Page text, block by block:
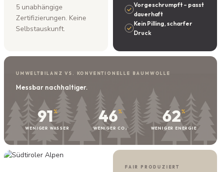
5 unabhängige
Zertifizierungen. Keine
Selbstauskunft.
Vorgeschrumpft – passt
dauerhaft
Kein Pilling, scharfer
Druck
UMWELTBILANZ VS. KONVENTIONELLE BAUMWOLLE
Messbar nachhaltiger.
91%
WENIGER WASSER
46%
WENIGER CO₂
62%
WENIGER ENERGIE
FAIR PRODUZIERT